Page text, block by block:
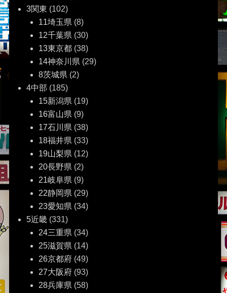
ン
3関東 (102)
11埼玉県 (8)
12千葉県 (30)
13東京都(38)
14神奈川県 (29)
8茨城県 (2)
4中部 (185)
15新潟県 (19)
16富山県 (9)
17石川県 (38)
18福井県 (33)
19山梨県 (12)
20長野県 (2)
21岐阜県 (9)
22静岡県 (29)
23愛知県 (34)
5近畿(331)
24三重県 (34)
25滋賀県 (14)
26京都府(49)
27大阪府(93)
28兵庫県 (58)